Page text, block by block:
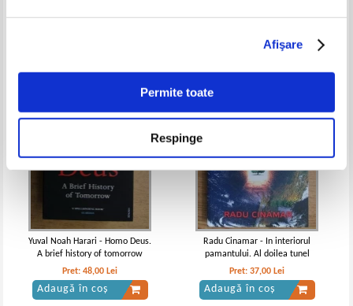
Afişare
Permite toate
Respinge
Yuval Noah Harari - Homo Deus.
A brief history of tomorrow
Pret:48,00 Lei
Adaugă în coș
Radu Cinamar - In interiorul
pamantului. Al doilea tunel
Pret:37,00 Lei
Adaugă în coș